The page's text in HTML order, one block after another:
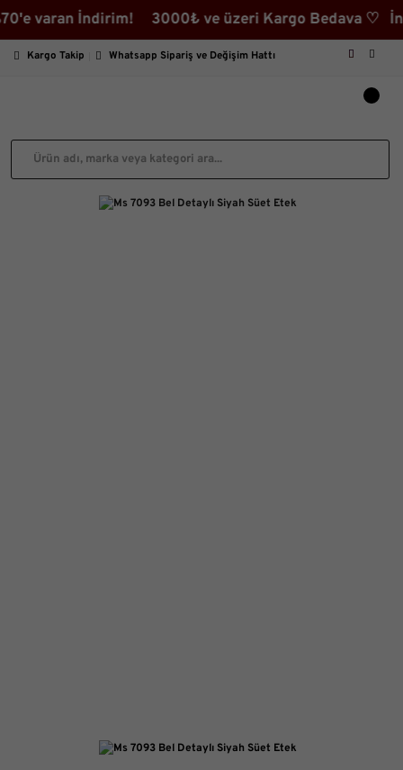
İndirim! 3000₺ ve üzeri Kargo Bedava ♡
Kargo Takip Whatsapp Sipariş ve Değişim Hattı